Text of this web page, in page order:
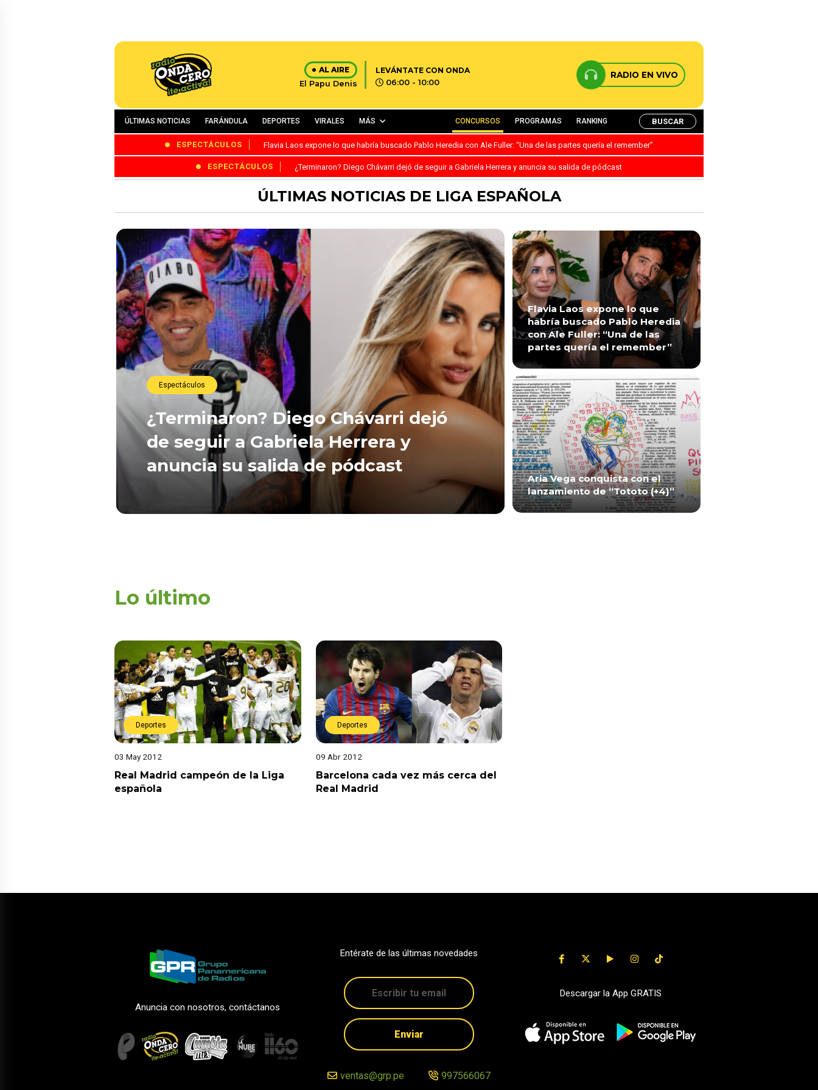
AL AIRE
El Papu Denis
LEVÁNTATE CON ONDA
06:00 - 10:00
RADIO EN VIVO
ÚLTIMAS NOTICIAS FARÁNDULA DEPORTES VIRALES MÁS CONCURSOS PROGRAMAS RANKING BUSCAR
ESPECTÁCULOS Flavia Laos expone lo que habría buscado Pablo Heredia con Ale Fuller: “Una de las partes quería el remember”
ESPECTÁCULOS ¿Terminaron? Diego Chávarri dejó de seguir a Gabriela Herrera y anuncia su salida de pódcast
ÚLTIMAS NOTICIAS DE LIGA ESPAÑOLA
Espectáculos
¿Terminaron? Diego Chávarri dejó
de seguir a Gabriela Herrera y
anuncia su salida de pódcast
Flavia Laos expone lo que
habría buscado Pablo Heredia
con Ale Fuller: “Una de las
partes quería el remember”
Aria Vega conquista con el
lanzamiento de “Tototo (+4)”
Lo último
Deportes
03 May 2012
Real Madrid campeón de la Liga
española
Deportes
09 Abr 2012
Barcelona cada vez más cerca del
Real Madrid
Anuncia con nosotros, contáctanos
Entérate de las últimas novedades
Enviar
ventas@grp.pe 997566067
Descargar la App GRATIS